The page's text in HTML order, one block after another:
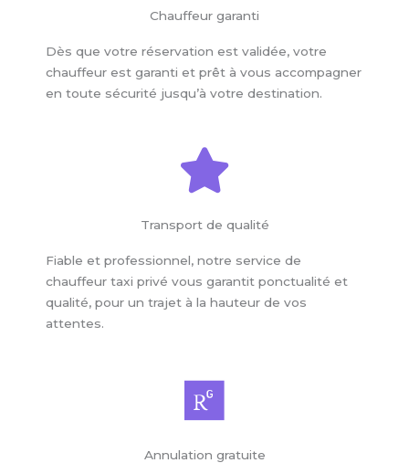
Chauffeur garanti
Dès que votre réservation est validée, votre
chauffeur est garanti et prêt à vous accompagner
en toute sécurité jusqu’à votre destination.
Transport de qualité
Fiable et professionnel, notre service de
chauffeur taxi privé vous garantit ponctualité et
qualité, pour un trajet à la hauteur de vos
attentes.
Annulation gratuite